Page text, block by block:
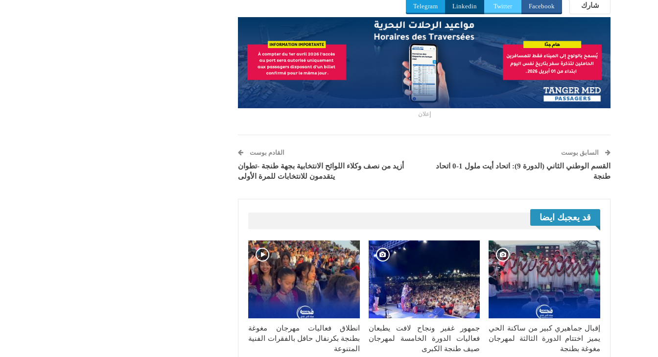
شارك Facebook
Twitter
Linkedin
Telegram
إعلان
السابق بوست
القسم الوطني الثاني (الدورة 9): اتحاد أيت ملول 1-0 اتحاد
طنجة
القادم بوست
أزيد من نصف وكلاء اللوائح الانتخابية بجهة طنجة -تطوان
يتقدمون للانتخابات للمرة الأولى
قد يعجبك ايضا
إقبال جماهيري كبير من ساكنة الحي
يميز اختتام الدورة الثالثة لمهرجان
مغوغة بطنجة
جمهور غفير ونجاح لافت يطبعان
فعاليات الدورة الخامسة لمهرجان
صيف طنجة الكبرى
انطلاق فعاليات مهرجان مغوغة
بطنجة بكرنفال حافل بالفقرات الفنية
المتنوعة